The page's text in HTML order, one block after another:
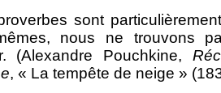
sont
nous ne trouvons
(Alexandre Pouchkine,
, « La tempête de neige »